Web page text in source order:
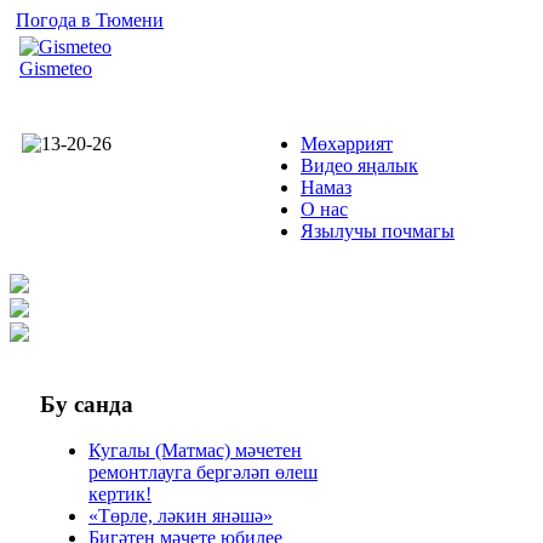
Погода в Тюмени
Gismeteo
Мөхәррият
Видео яңалык
Намаз
О нас
Язылучы почмагы
Бу санда
Кугалы (Матмас) мәчетен
ремонтлауга бергәләп өлеш
кертик!
«Төрле, ләкин янәшә»
Бигәтен мәчете юбилее